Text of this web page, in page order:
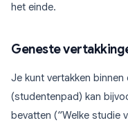
het einde.
Geneste
Je kunt vertakken binnen
(studentenpad) kan
bevatten (“Welke studie